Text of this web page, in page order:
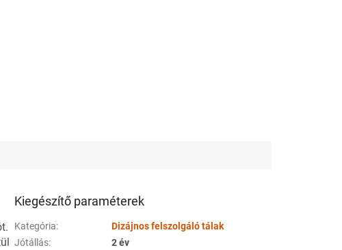
Kiegészítő paraméterek
Kategória:
Dizájnos felszolgáló tálak
Jótállás:
2 év